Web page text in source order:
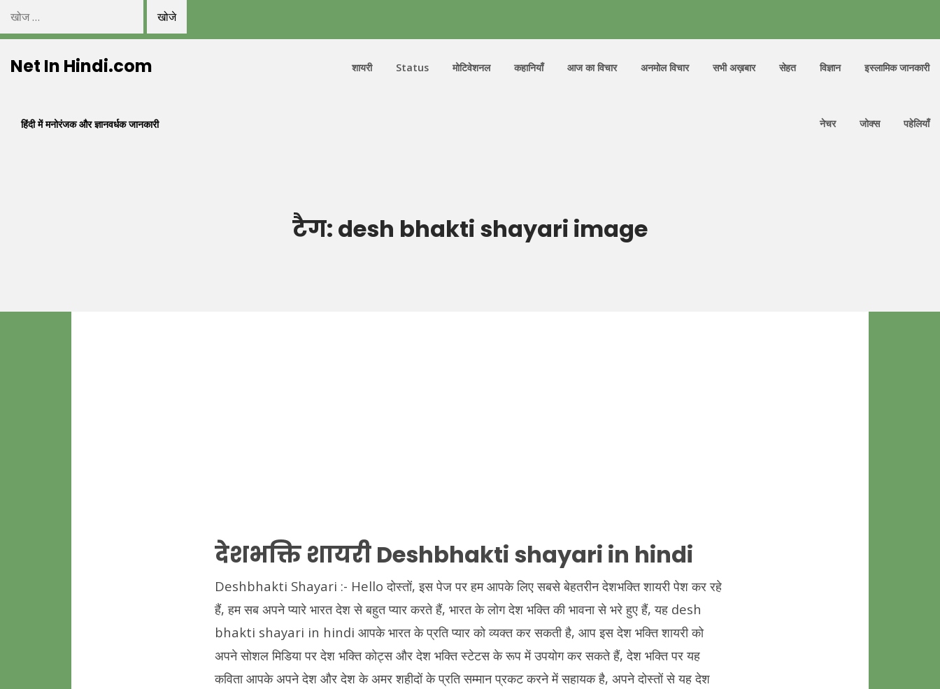
निम्न
को
खोजें:
toNet In Hindi.com
हिंदी में मनोरंजक और ज्ञानवर्धक जानकारी
शायरी Status मोटिवेशनल कहानियाँ आज का विचार अनमोल विचार सभी अख़बार सेहत विज्ञान इस्लामिक जानकारी
नेचर जोक्स पहेलियाँ
टैग: desh bhakti shayari image
देशभक्ति शायरी Deshbhakti shayari in hindi
Deshbhakti Shayari :- Hello दोस्तों, इस पेज पर हम आपके लिए सबसे बेहतरीन देशभक्ति शायरी पेश कर रहे
हैं, हम सब अपने प्यारे भारत देश से बहुत प्यार करते हैं, भारत के लोग देश भक्ति की भावना से भरे हुए हैं, यह desh
bhakti shayari in hindi आपके भारत के प्रति प्यार को व्यक्त कर सकती है, आप इस देश भक्ति शायरी को
अपने सोशल मिडिया पर देश भक्ति कोट्स और देश भक्ति स्टेटस के रूप में उपयोग कर सकते हैं, देश भक्ति पर यह
कविता आपके अपने देश और देश के अमर शहीदों के प्रति सम्मान प्रकट करने में सहायक है, अपने दोस्तों से यह देश